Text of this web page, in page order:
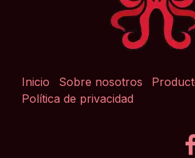
Inicio Sobre nosotros
Política de privacidad